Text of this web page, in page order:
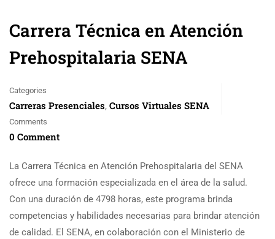
Carrera Técnica en Atención
Prehospitalaria SENA
Categories
Carreras Presenciales, Cursos Virtuales SENA
Comments
0 Comment
La Carrera Técnica en Atención Prehospitalaria del SENA
ofrece una formación especializada en el área de la salud.
Con una duración de 4798 horas, este programa brinda
competencias y habilidades necesarias para brindar atención
de calidad. El SENA, en colaboración con el Ministerio de